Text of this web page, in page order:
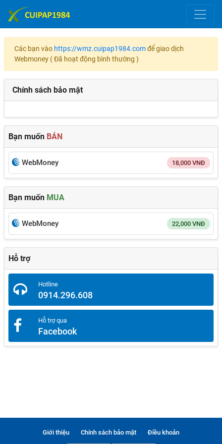
Bạn muốn BÁN
WebMoney 18,000 VNĐ
Bạn muốn MUA
WebMoney 22,000 VNĐ
Các bạn vào https://wmz.cuipap1984.comđể giao dịch
Webmoney ( Đã hoạt động bình thường )
Chính sách bảo mật
Hỗ trợ
Hotline
0914.296.608
Hỗ trợ qua
Facebook
Giới thiệu Chính sách bảo mật Điều khoản